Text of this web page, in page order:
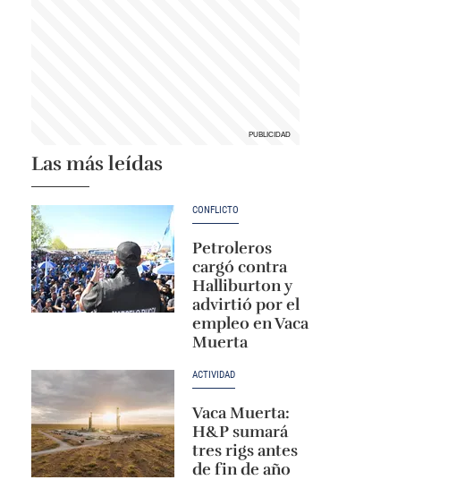
Las más leídas
CONFLICTO
Petroleros
cargó contra
Halliburton y
advirtió por el
empleo en Vaca
Muerta
ACTIVIDAD
Vaca Muerta:
H&P sumará
tres rigs antes
de fin de año